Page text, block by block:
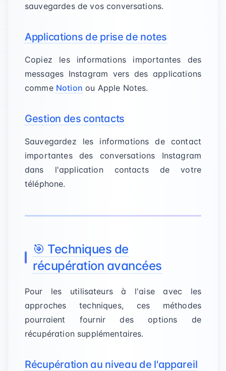
sauvegardes de vos conversations.
Applications de prise de notes
Copiez les informations importantes des
messages Instagram vers des applications
comme Notion ou Apple Notes.
Gestion des contacts
Sauvegardez les informations de contact
importantes des conversations Instagram
dans l'application contacts de votre
téléphone.
🎯 Techniques de
récupération avancées
Pour les utilisateurs à l'aise avec les
approches techniques, ces méthodes
pourraient fournir des options de
récupération supplémentaires.
Récupération au niveau de l'appareil